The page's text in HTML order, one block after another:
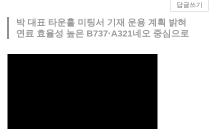
답글쓰기
박 대표 타운홀 미팅서 기재 운용 계획 밝혀
연료 효율성 높은 B737·A321네오 중심으로